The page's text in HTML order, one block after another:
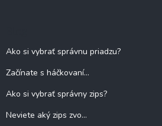
Ako si vybrať správnu priadzu?
Začínate s háčkovaní...
Ako si vybrať správny zips?
Neviete aký zips zvo...